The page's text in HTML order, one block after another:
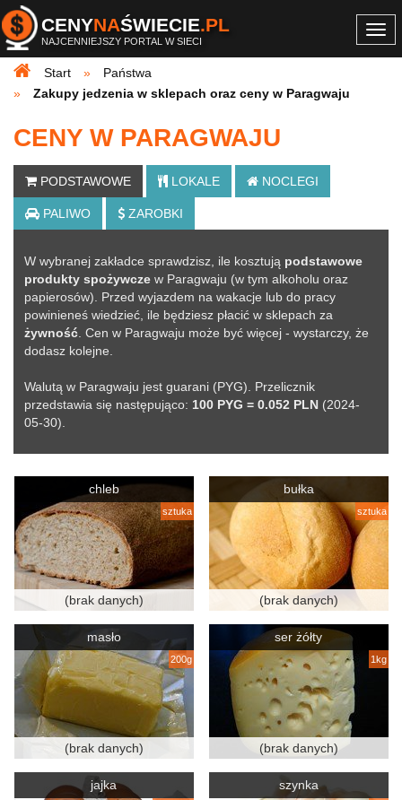
CENYNAŚWIECIE.PL
NAJCENNIEJSZY PORTAL W SIECI
Start
Państwa
Zakupy jedzenia w sklepach oraz ceny w Paragwaju
CENY W PARAGWAJU
PODSTAWOWE LOKALE NOCLEGI
PALIWO ZAROBKI
W wybranej zakładce sprawdzisz, ile kosztują podstawowe
produkty spożywcze w Paragwaju (w tym alkoholu oraz
papierosów). Przed wyjazdem na wakacje lub do pracy
powinieneś wiedzieć, ile będziesz płacić w sklepach za
żywność . Cen w Paragwaju może być więcej - wystarczy, że
dodasz kolejne
Walutą w Paragwaju jest guarani (PYG). Przelicznik
przedstawia się następująco: 100 PYG = 0.052 PLN (2024-
05-30).
chleb
sztuka
(brak danych)
bułka
sztuka
(brak danych)
masło
200g
(brak danych)
ser żółty
1kg
(brak danych)
jajka szynka